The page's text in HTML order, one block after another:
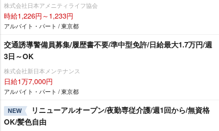
株式会社日本アメニティライフ協会
時給1,226円～1,233円
アルバイト・パート / 東京都
交通誘導警備員募集/履歴書不要/準中型免許/日給最大1.7万円/週
3日～OK
株式会社新日本メンテナンス
日給1万7,000円
アルバイト・パート / 東京都
NEW
リニューアルオープン/夜勤専従介護/週1回から/無資格
OK/髪色自由